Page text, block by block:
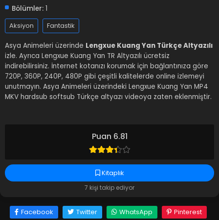
Puan 6.81
Kitaplık
7 kişi takip ediyor
Bölümler: 1
Aksiyon Fantastik
Asya Animeleri üzerinde Lengxue Kuang Yan Türkçe Altyazılı
izle. Ayrıca Lengxue Kuang Yan TR Altyazılı ücretsiz
indirebilirsiniz. İnternet kotanızı korumak için bağlantınıza göre
720P, 360P, 240P, 480P gibi çeşitli kalitelerde online izlemeyi
unutmayın. Asya Animeleri üzerindeki Lengxue Kuang Yan MP4
MKV hardsub softsub Türkçe altyazı videoya zaten eklenmiştir.
Facebook Twitter WhatsApp
Pinterest